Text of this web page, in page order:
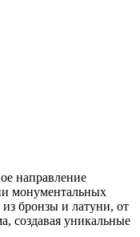
направление
монументальных
бронзы и латуни, от
создавая уникальные